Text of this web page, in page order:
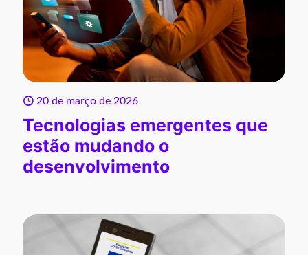
20 de março de 2026
Tecnologias emergentes que
estão mudando o
desenvolvimento